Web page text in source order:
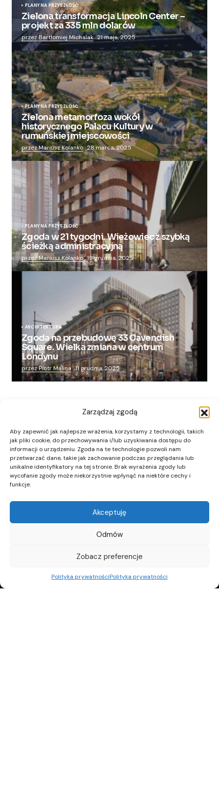
Zarządzaj zgodą
Aby zapewnić jak najlepsze wrażenia, korzystamy z technologii, takich
jak pliki cookie, do przechowywania i/lub uzyskiwania dostępu do
informacji o urządzeniu. Zgoda na te technologie pozwoli nam
przetwarzać dane, takie jak zachowanie podczas przeglądania lub
unikalne identyfikatory na tej stronie. Brak wyrażenia zgody lub
wycofanie zgody może niekorzystnie wpłynąć na niektóre cechy i
funkcje.
Akceptuję
Odmów
Zobacz preferencje
Polityka prywatnościPolityka prywatności
PLANY NA PRZYSZŁOŚĆ
Zielona transformacja Lincoln Center –
projekt za 335 mln dolarów
przez Bartłomiej Michalak 21 maja, 2025
PLANY NA PRZYSZŁOŚĆ
Zielona metamorfoza wokół
historycznego Pałacu Kultury w
rumuńskiej miejscowości
przez Mariusz Kolanko 28 marca, 2025
PLANY NA PRZYSZŁOŚĆ
Zgoda w 21 tygodni. Wieżowiec z szybką
ścieżką administracyjną
przez Mariusz Kolanko 19 grudnia, 2025
ARCHITEKTURA
Zgoda na przebudowę 33 Cavendish
Square. Wielka zmiana w centrum
Londynu
przez Piotr Malina 11 grudnia, 2025